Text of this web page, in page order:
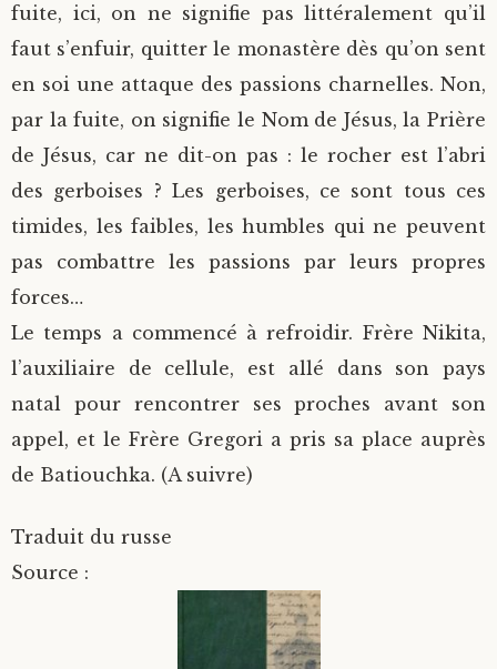
fuite, ici, on ne signifie pas littéralement qu’il
faut s’enfuir, quitter le monastère dès qu’on sent
en soi une attaque des passions charnelles. Non,
par la fuite, on signifie le Nom de Jésus, la Prière
de Jésus, car ne dit-on pas : le rocher est l’abri
des gerboises ? Les gerboises, ce sont tous ces
timides, les faibles, les humbles qui ne peuvent
pas combattre les passions par leurs propres
forces…
Le temps a commencé à refroidir. Frère Nikita,
l’auxiliaire de cellule, est allé dans son pays
natal pour rencontrer ses proches avant son
appel, et le Frère Gregori a pris sa place auprès
de Batiouchka. (A suivre)
Traduit du russe
Source :